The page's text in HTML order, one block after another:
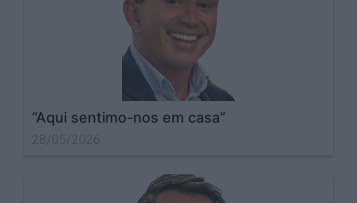
“Aqui sentimo-nos em casa”